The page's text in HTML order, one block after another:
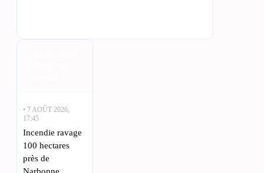
• 7 AOÛT 2026,
17:45
Incendie ravage
100 hectares
près de
Narbonne,